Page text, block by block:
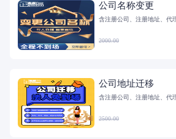
公司名称变更
含注册公司、注册地址、代
2000.00
公司地址迁移
含注册公司、注册地址、代
2500.00